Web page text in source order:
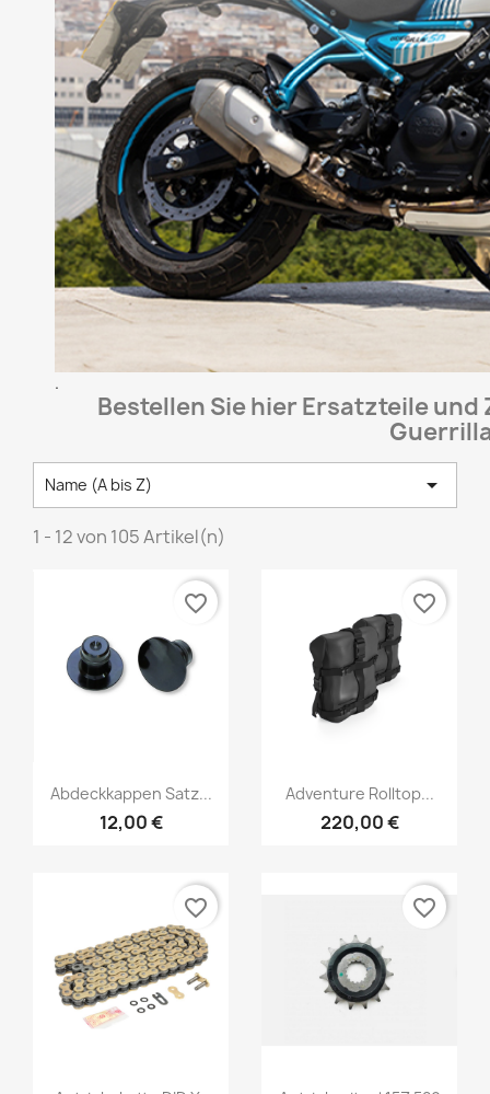
.
Bestellen Sie hier Ersatzteile
Name (A bis Z) 
1 - 12 von 105 Artikel(n)
Abdeckkappen Satz...
12,00 €
favorite_border
Adventure Rolltop...
220,00 €
favorite_border
favorite_border favorite_border